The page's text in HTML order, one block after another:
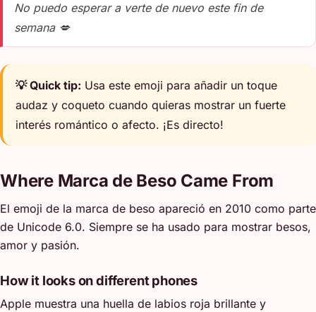
No puedo esperar a verte de nuevo este fin de
semana 💋
💡 Quick tip: Usa este emoji para añadir un toque
audaz y coqueto cuando quieras mostrar un fuerte
interés romántico o afecto. ¡Es directo!
Where Marca de Beso Came From
El emoji de la marca de beso apareció en 2010 como parte
de Unicode 6.0. Siempre se ha usado para mostrar besos,
amor y pasión.
How it looks on different phones
Apple muestra una huella de labios roja brillante y